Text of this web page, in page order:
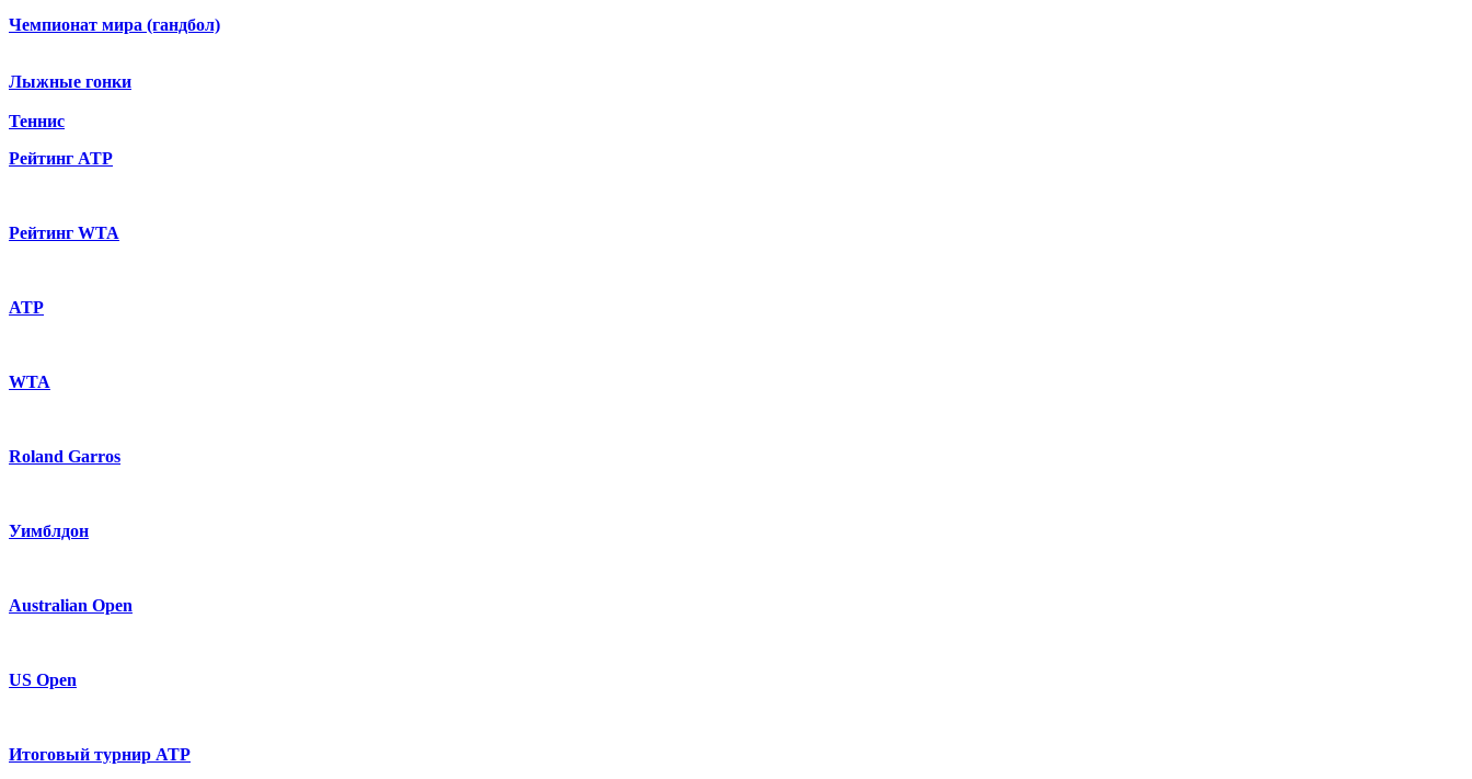
Чемпионат мира (гандбол)
Лыжные гонки
Теннис
Рейтинг ATP
Рейтинг WTA
ATP
WTA
Roland Garros
Уимблдон
Australian Open
US Open
Итоговый турнир ATP